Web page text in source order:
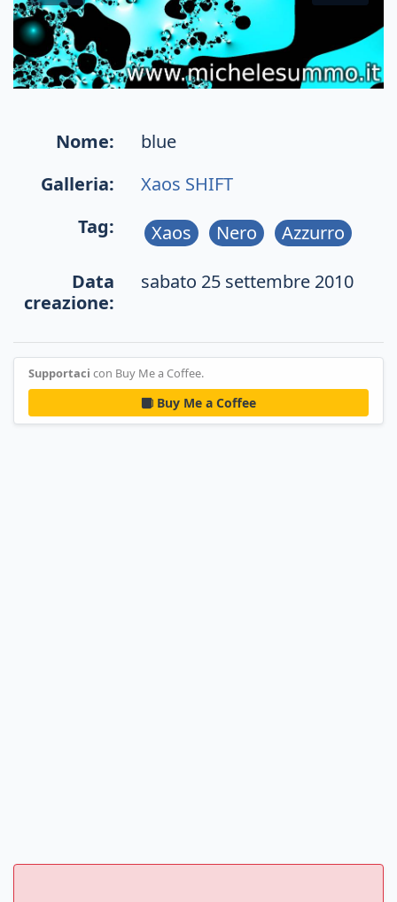
Nome:
blue
Galleria:
Xaos SHIFT
Tag:
Xaos Nero Azzurro
Data
creazione:
sabato 25 settembre 2010
Supportaci con Buy Me a Coffee.
Buy Me a Coffee